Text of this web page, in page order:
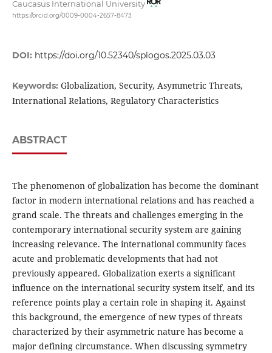
Caucasus International University
https://orcid.org/0009-0004-2657-8473
DOI: https://doi.org/10.52340/splogos.2025.03.03
Keywords: Globalization, Security, Asymmetric Threats,
International Relations, Regulatory Characteristics
ABSTRACT
The phenomenon of globalization has become the dominant
factor in modern international relations and has reached a
grand scale. The threats and challenges emerging in the
contemporary international security system are gaining
increasing relevance. The international community faces
acute and problematic developments that had not
previously appeared. Globalization exerts a significant
influence on the international security system itself, and its
reference points play a certain role in shaping it. Against
this background, the emergence of new types of threats
characterized by their asymmetric nature has become a
major defining circumstance. When discussing symmetry